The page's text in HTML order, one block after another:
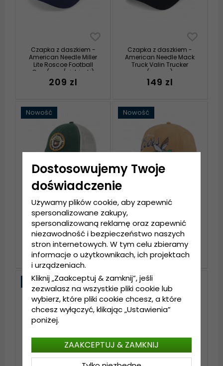
Czapka z daszkiem -
American Needle Miller
Lite Roscoe Football
Cap (ecru/niebieski)
209 zl
Czapka z daszkiem -
American Needle Mack
Truck Valin Trucker
(czarny)
149 zl
Nowość
Czapka z daszkiem -
American Needle
Smokey Bear Orville
Cap (zielony/biały)
159 zl
Nowość
Czapka z daszkiem -
American Needle Coors
Canvas Cappy
(beżowy)
199 zl
Nowość Nowość
Dostosowujemy Twoje
doświadczenie
Używamy plików cookie, aby zapewnić
spersonalizowane zakupy,
spersonalizowaną reklamę oraz zapewnić
niezawodność i bezpieczeństwo naszych
stron internetowych. W tym celu zbieramy
informacje o użytkownikach, ich projektach
i urządzeniach.
Kliknij „Zaakceptuj & zamknij”, jeśli
zezwalasz na wszystkie pliki cookie lub
wybierz, które pliki cookie chcesz, a które
chcesz wyłączyć, klikając „Ustawienia”
poniżej.
ZAAKCEPTUJ & ZAMKNIJ